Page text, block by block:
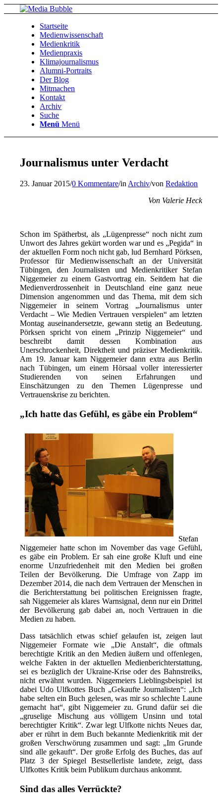
Startseite
Medienwissenschaft
Medienkritik
Medienpraxis
Klimajournalismus
Alumni-Portraits
Der Blog
Mitmachen
Kontakt
Archiv
Suche
Menü Menü
Journalismus unter Verdacht
23. Januar 2015/0 Kommentare/in Archiv/vonRedaktion
Von Valerie Heck
Schon im Spätherbst, als „Lügenpresse“ noch nicht zum
Unwort des Jahres gekürt worden war und es „Pegida“ in
der aktuellen Form noch nicht gab, lud Bernhard Pörksen,
Professor für Medienwissenschaft an der Universität
Tübingen, den Journalisten und Medienkritiker Stefan
Niggemeier zu einem Gastvortrag ein. Seitdem hat die
Medienverdrossenheit in Deutschland eine ganz neue
Dimension angenommen und das Thema, mit dem sich
Niggemeier in seinem Vortrag „Journalismus unter
Verdacht – Wie Medien Vertrauen verspielen“ am letzten
Montag auseinandersetzte, gewann stetig an Bedeutung.
Pörksen spricht von einem „Prinzip Niggemeier“ und
beschreibt damit dessen Kombination aus
Unerschrockenheit, Direktheit und präziser Medienkritik.
Am 19. Januar kam Niggemeier dann extra aus Berlin
nach Tübingen, um einem Hörsaal voller interessierter
Studierenden von seinen Erfahrungen und
Einschätzungen zu den Themen Lügenpresse und
Vertrauenskrise zu berichten.
„Ich hatte das Gefühl, es gäbe ein Problem“
Stefan
Niggemeier hatte schon im November das vage Gefühl,
es gäbe ein Problem. Er sah eine große Kluft und eine
enorme Unzufriedenheit mit den Medien bei großen
Teilen der Bevölkerung. Die Umfrage von Zapp im
Dezember 2014, die nach dem Vertrauen der Menschen in
die Berichterstattung bei politischen Ereignissen fragte,
sah Niggemeier als klares Warnsignal, denn nur ein Drittel
der Bevölkerung gab dabei an, noch Vertrauen in die
Medien zu haben.
Dass tatsächlich etwas schief gelaufen ist, zeigen laut
Niggemeier Formate wie „Die Anstalt“, die oftmals
berechtigte Kritik an den Medien äußern und offenlegen,
welche Fakten in der aktuellen Medienberichterstattung,
sei es bezüglich der Ukraine-Krise oder des Bahnstreiks,
nicht erwähnt wurden. Niggemeiers Lieblingsbeispiel ist
dabei Udo Ulfkottes Buch „Gekaufte Journalisten“: „Ich
habe selten ein Buch gelesen, was mir so schlechte Laune
gemacht hat“, gibt Niggemeier zu. Grund dafür sei die
„gruselige Mischung aus völligem Unsinn und total
berechtigter Kritik“. Zwar legt Ulfkotte nichts Neues dar,
aber er rührt in dem Buch bekannte Medienkritik mit der
großen Verschwörung zusammen und sagt: „Im Grunde
sind alle gekauft“. Der große Erfolg des Buches, das auf
Platz 3 der Spiegel Bestsellerliste landete, zeigt, dass
Ulfkottes Kritik beim Publikum durchaus ankommt.
Sind das alles Verrückte?